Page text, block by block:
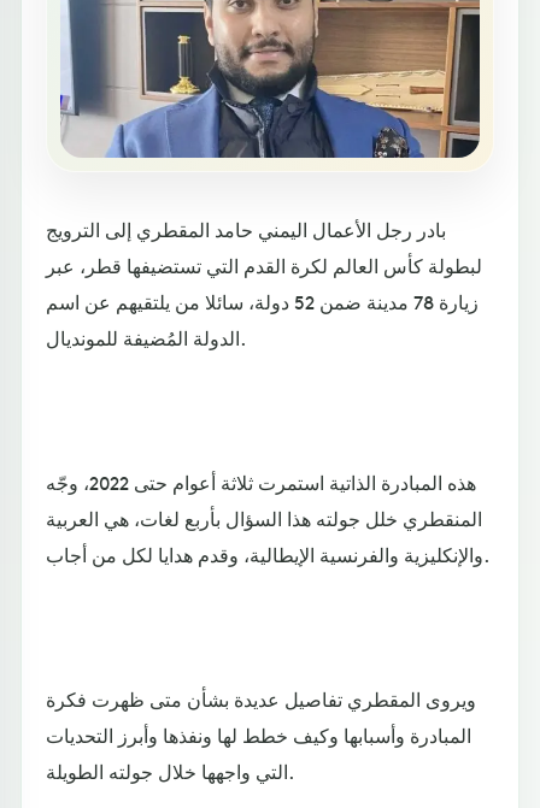
بادر رجل الأعمال اليمني حامد المقطري إلى الترويج
لبطولة كأس العالم لكرة القدم التي تستضيفها قطر، عبر
زيارة 78 مدينة ضمن 52 دولة، سائلا من يلتقيهم عن اسم
الدولة المُضيفة للمونديال.
هذه المبادرة الذاتية استمرت ثلاثة أعوام حتى 2022، وجّه
المنقطري خلل جولته هذا السؤال بأربع لغات، هي العربية
والإنكليزية والفرنسية الإيطالية، وقدم هدايا لكل من أجاب.
ويروى المقطري تفاصيل عديدة بشأن متى ظهرت فكرة
المبادرة وأسبابها وكيف خطط لها ونفذها وأبرز التحديات
التي واجهها خلال جولته الطويلة.